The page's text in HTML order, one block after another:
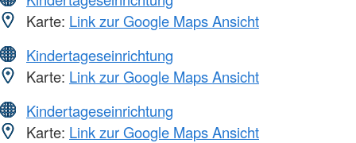
Karte: Link zur Google Maps Ansicht
Kindertageseinrichtung
Karte: Link zur Google Maps Ansicht
Kindertageseinrichtung
Karte: Link zur Google Maps Ansicht